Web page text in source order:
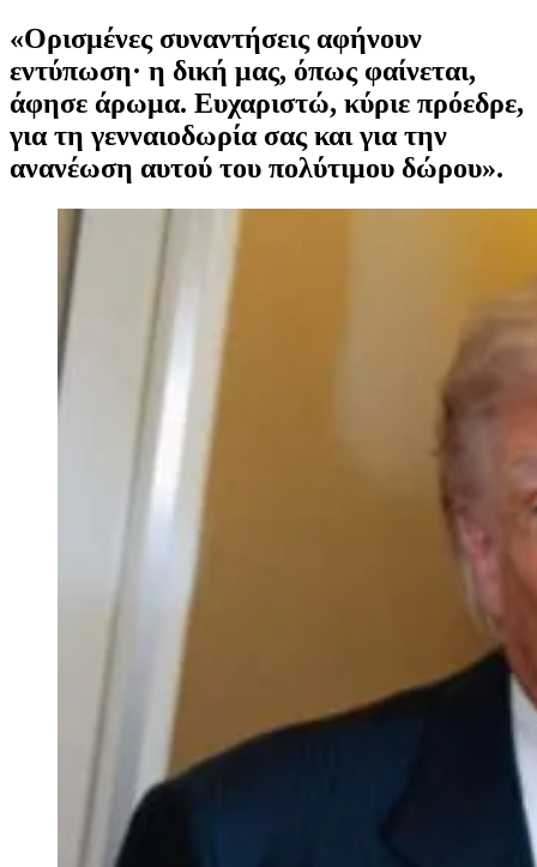
«Ορισμένες συναντήσεις αφήνουν
εντύπωση· η δική μας, όπως φαίνεται,
άφησε άρωμα. Ευχαριστώ, κύριε πρόεδρε,
για τη γενναιοδωρία σας και για την
ανανέωση αυτού του πολύτιμου δώρου».